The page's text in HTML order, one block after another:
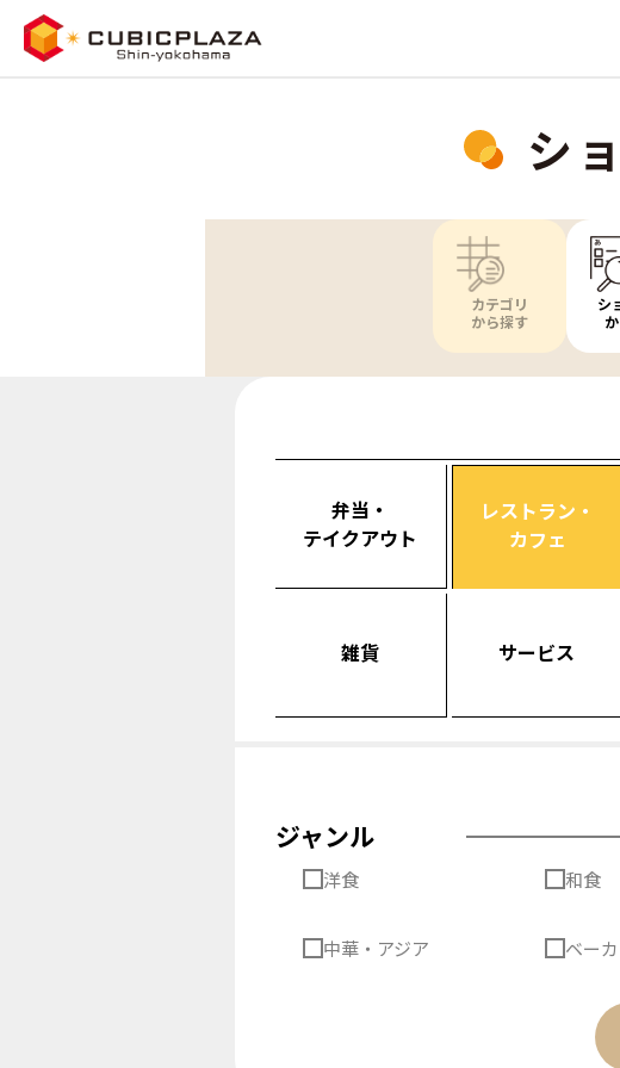
シ
カテゴリ
から探す
シ
弁当・
テイクアウト
レストラン・
カフェ
雑貨 サービス
ジャンル
洋食 和食
中華・アジア ベー